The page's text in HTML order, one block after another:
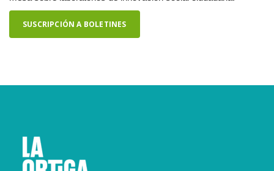
SUSCRIPCIÓN A BOLETINES